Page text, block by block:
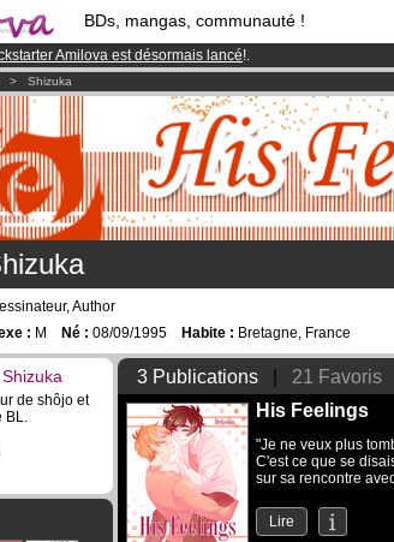
BDs, mangas, communauté !
Amilova est désormais lancé!.
membreset 1000BDs & Mangas!
premium: à partir de3.95 eurospar mois !Clique ici
> Shizuka
Author
: M Né : 08/09/1995 Habite : Bretagne, France
de shôjo et
BL.
3 Publications 21 Favoris
His Feelings
"Je ne veux plus
C'est ce que se
sur sa rencontre
Lire